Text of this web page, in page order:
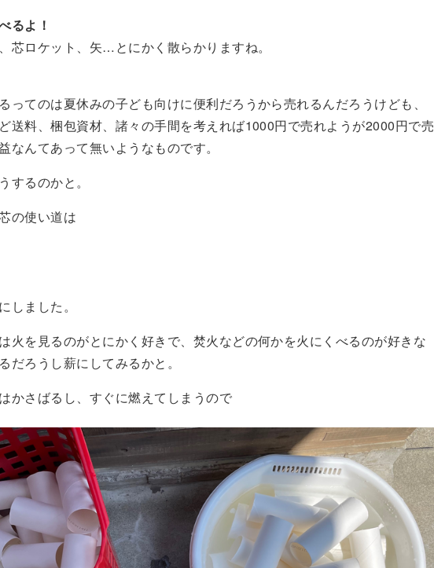
るよ！
芯ロケット、矢…とにかく散らかりますね。
ってのは夏休みの子ども向けに便利だろうから売れるんだろうけども、
送料、梱包資材、諸々の手間を考えれば1000円で売れようが2000円で売
なんてあって無いようなものです。
するのかと。
の使い道は
しました。
火を見るのがとにかく好きで、焚火などの何かを火にくべるのが好きな
だろうし薪にしてみるかと。
かさばるし、すぐに燃えてしまうので